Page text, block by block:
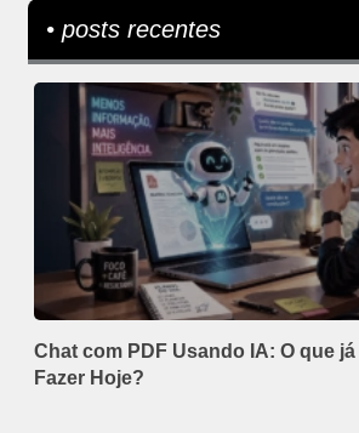
• posts recentes
Chat com PDF Usando IA: O que já
Fazer Hoje?